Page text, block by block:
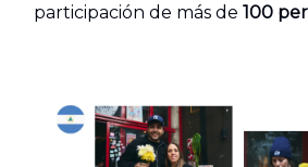
participación de más de 100